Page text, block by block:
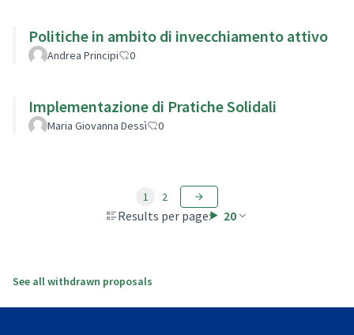
Politiche in ambito di invecchiamento attivo
Andrea Principi 0
Implementazione di Pratiche Solidali
Maria Giovanna Dessì 0
Results per page: 20
1 2
See all withdrawn proposals